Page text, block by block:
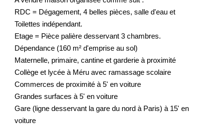
Avis Clients
RDC = Dégagement, 4 belles pièces, salle d'eau et
Toilettes indépendant.
Etage = Pièce palière desservant 3 chambres.
Dépendance (160 m² d'emprise au sol)
Maternelle, primaire, cantine et garderie à proximité
Collège et lycée à Méru avec ramassage scolaire
Commerces de proximité à 5' en voiture
Grandes surfaces à 5' en voiture
Gare (ligne desservant la gare du nord à Paris) à 15' en
voiture